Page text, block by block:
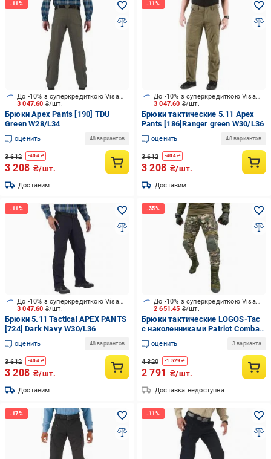
3 047.60 ₴/шт.
До -10% з суперкредиткою Visa Вигода
Брюки Apex Pants [190] TDU
Green W28/L34
оценить 48 вариантов
3 612 -404₴
3 208 ₴/шт.
Доставим
3 047.60 ₴/шт.
До -10% з суперкредиткою Visa Вигода
Брюки тактические 5.11 Apex
Pants [186]Ranger green W30/L36
оценить 48 вариантов
3 612 -404₴
3 208 ₴/шт.
Доставим
3 047.60 ₴/шт.
До -10% з суперкредиткою Visa Вигода
Брюки 5.11 Tactical APEX PANTS
[724] Dark Navy W30/L36
оценить 48 вариантов
3 612 -404₴
3 208 ₴/шт.
Доставим
2 651.45 ₴/шт.
До -10% з суперкредиткою Visa Вигода
Брюки тактические LOGOS-Tac
с наколенниками Patriot Combat
р. S мультикам светлый (04-10-
00-0010)
оценить 3 варианта
4 320 -1 529 ₴
2 791 ₴/шт.
Доставка недоступна